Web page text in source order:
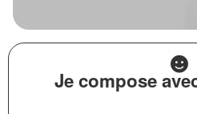
Je compose